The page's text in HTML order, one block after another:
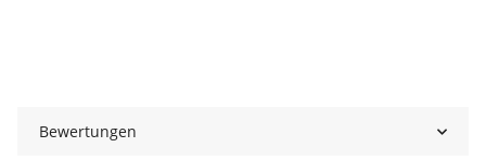
Bewertungen